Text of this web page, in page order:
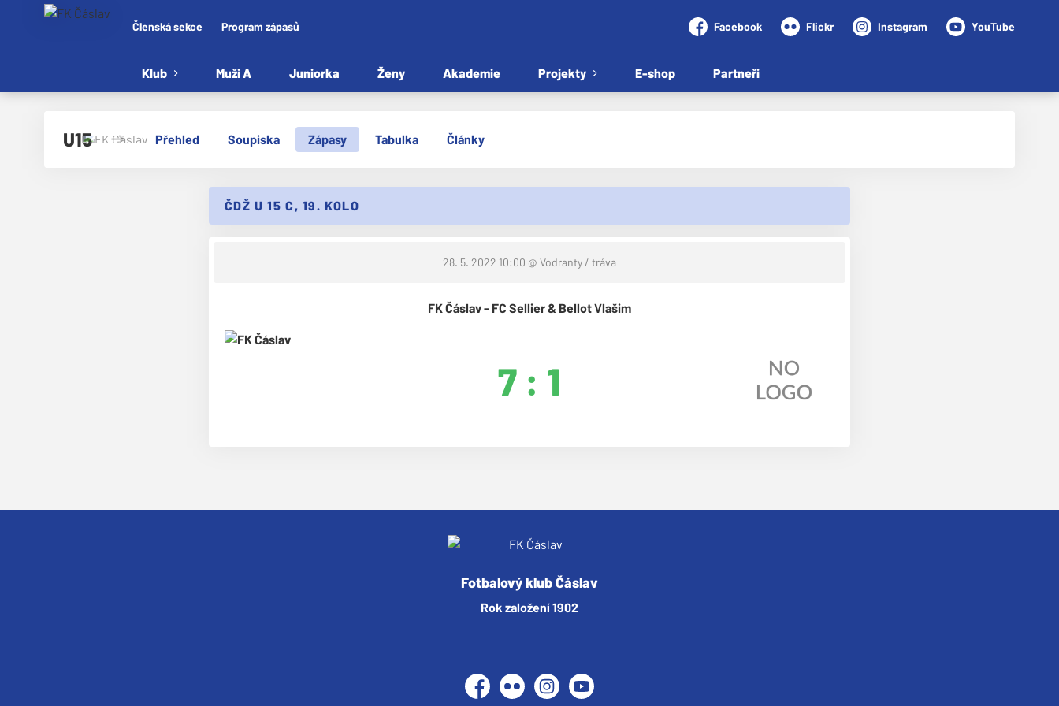
Členská sekce Program zápasů Facebook Flickr Instagram YouTube
Klub Muži A Juniorka Ženy Akademie Projekty E-shop Partneři
U15 Přehled Soupiska Zápasy Tabulka Články
ČDŽ U 15 C, 19. KOLO
28. 5. 2022 10:00 @ Vodranty / tráva
FK Čáslav - FC Sellier & Bellot Vlašim
7 : 1
Fotbalový klub Čáslav
Rok založení 1902
Facebook
Flickr InstagramYouTube